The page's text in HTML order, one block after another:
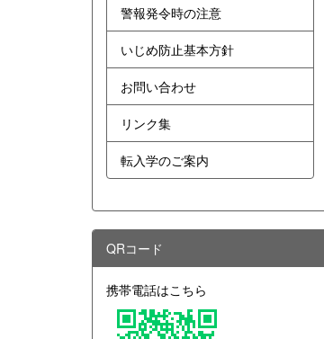
警報発令時の注意
いじめ防止基本方針
お問い合わせ
リンク集
転入学のご案内
QRコード
携帯電話はこちら